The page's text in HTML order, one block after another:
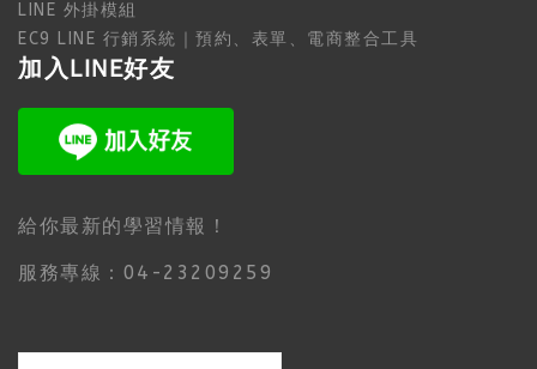
LINE 外掛模組
EC9 LINE 行銷系統｜預約、表單、電商整合工具
加入LINE好友
給你最新的學習情報！
服務專線：04-23209259